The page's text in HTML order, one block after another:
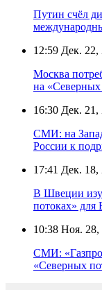
Путин счёл
12:59 Дек. 22,
Москва
на «Северных
16:30 Дек. 21,
СМИ: на
России к
17:41 Дек. 18,
В Швеции
потоках» для
10:38 Ноя. 28,
СМИ:
«Северных